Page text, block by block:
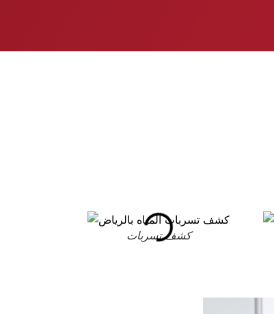
كشف تسربات